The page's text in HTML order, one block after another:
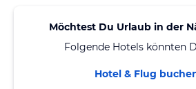
Möchtest Du Urlaub in der
Folgende Hotels könnten
Hotel & Flug